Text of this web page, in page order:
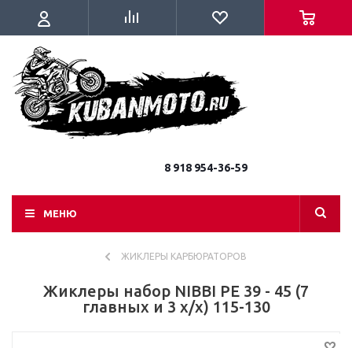
8 918 954-36-59
МЕНЮ
ЖИКЛЕРЫ КАРБЮРАТОРОВ
Жиклеры набор NIBBI PE 39 - 45 (7
главных и 3 х/х) 115-130